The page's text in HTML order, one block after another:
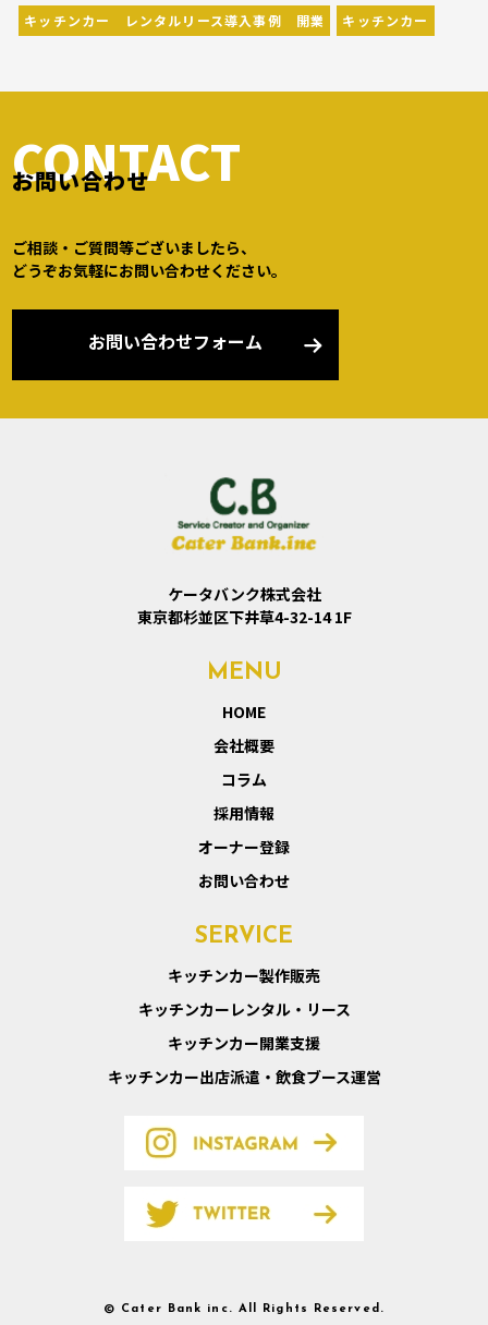
キッチンカー レンタルリース導入事例 開業
キッチンカー
CONTACT
お問い合わせ
ご相談・ご質問等ございましたら、
どうぞお気軽にお問い合わせください。
お問い合わせフォーム
ケータバンク株式会社
東京都杉並区下井草4-32-14 1F
MENU
HOME
会社概要
コラム
採用情報
オーナー登録
お問い合わせ
SERVICE
キッチンカー製作販売
キッチンカーレンタル・リース
キッチンカー開業支援
キッチンカー出店派遣・飲食ブース運営
© Cater Bank inc. All Rights Reserved.